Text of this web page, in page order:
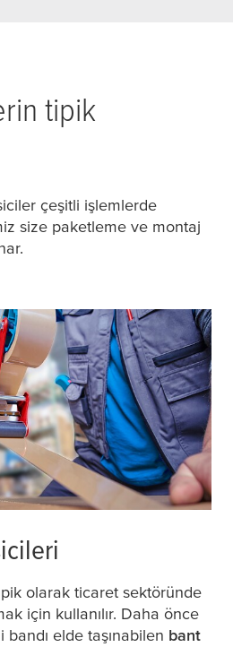
tipik
çeşitli işlemlerde
size paketleme ve montaj
olarak ticaret sektöründe
için kullanılır. Daha önce
elde taşınabilen bant